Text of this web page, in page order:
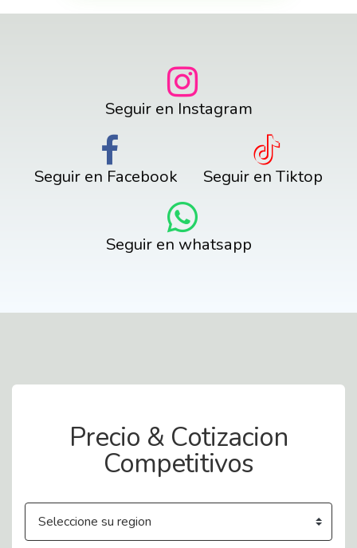
Seguir en Instagram
Seguir en Facebook Seguir en Tiktop
Seguir en whatsapp
Precio & Cotizacion
Competitivos